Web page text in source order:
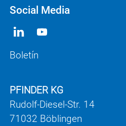
Social Media
Boletín
PFINDER KG
Rudolf-Diesel-Str. 14
71032 Böblingen